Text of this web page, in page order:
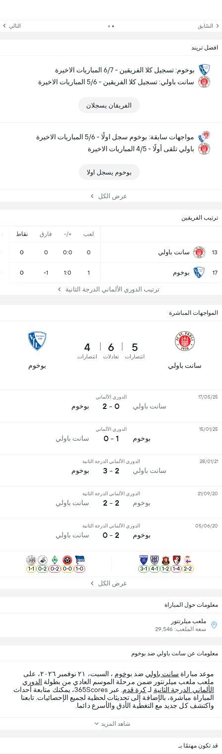
السّابق التالي
افضل تريند
بوخوم: تسجيل كلا الفريقين - 6/7 المباريات الاخيرة
سانت باولي: تسجيل كلا الفريقين - 5/6 المباريات الاخيرة
الفريقان يسجلان
مواجهات سابقة: بوخوم سجل اولًا - 5/6 المباريات الاخيرة
باولي تلقى أولًا - 4/5 المباريات الاخيرة
بوخوم يسجل اولا
عرض الكل
ترتيب الفريقين
لعب +/- فارق نقاط
13 سانت باولي 0
0:0
0
0
17 بوخوم 1
1:0
-1
0
ترتيب الدوري الألماني الدرجة الثانية
معلومات حول المباراة
ملعب ميلرنتور
سعة الملعب: 29,546
المواجهات المباشرة
سانت باولي
5
انتصارات
6
تعادلات
4
انتصارات
بوخوم
سانت باولي
الدوري الألماني
0 - 2 بوخوم
17/05/25
بوخوم
الدوري الألماني
1 - 0 سانت باولي
15/01/25
سانت باولي
الدوري الألماني الدرجة الثانية
2 - 3 بوخوم
28/01/21
بوخوم
الدوري الألماني الدرجة الثانية
2 - 2 سانت باولي
21/09/20
بوخوم
الدوري الألماني الدرجة الثانية
2 - 0 سانت باولي
05/06/20
2
-
2
4
-
1
2
-
1
1
-
4
1
-
3
0
-
1
0
-
0
2
-
0
2
-
0
1
-
1
عرض الكل
معلومات عن سانت باولي ضد بوخوم
موعد مباراة سانت باولي ضد بوخوم
، السبت، ٢١ نوفمبر ٢٠٢٦، على
ملعب ملعب ميلرنتور ضمن مرحلة الموسم العادي من بطولة الدوري
الألماني الدرجة الثانية لـكرة قدم
. عبر 365Scores، يمكنك متابعة أحداث
المباراة مباشرة، بالإضافة إلى تحديثات لحظية لجميع الإحصائيات. تابعنا
واكتشف كل جديد مع التغطية الأدق والأسرع دائما.
شاهد المزيد
قد تكون مهتمًا بـ